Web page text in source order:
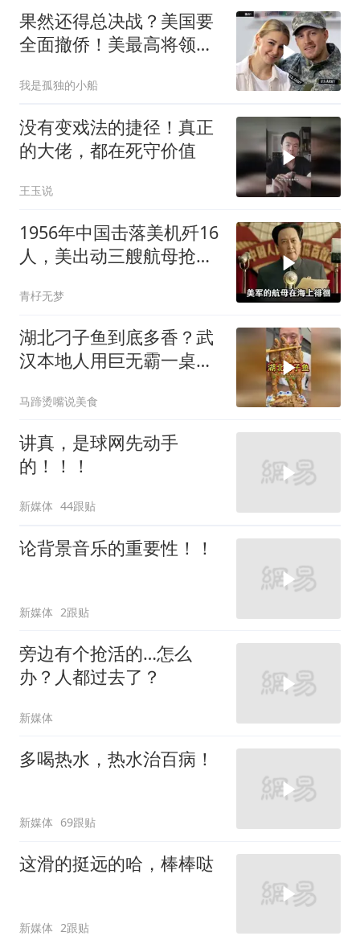
果然还得总决战？美国要
全面撤侨！美最高将领：
我是孤独的小船
没有变戏法的捷径！真正
的大佬，都在死守价值
王玉说
1956年中国击落美机歼16
人，美出动三艘航母抢尸
青杍无梦
湖北刁子鱼到底多香？武
汉本地人用巨无霸一桌告
马蹄烫嘴说美食
讲真，是球网先动手
的！！！
新媒体 44跟贴
论背景音乐的重要性！！
新媒体 2跟贴
旁边有个抢活的…怎么
办？人都过去了？
新媒体
多喝热水，热水治百病！
新媒体 69跟贴
这滑的挺远的哈，棒棒哒
新媒体 2跟贴